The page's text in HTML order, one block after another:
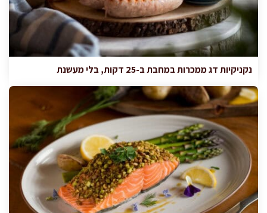
נקניקיות דג ממכרות במחבת ב-25 דקות, בלי מעשנת